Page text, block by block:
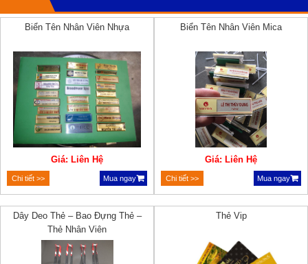
Biển Tên Nhân Viên Nhựa
Giá: Liên Hệ
Chi tiết >> Mua ngay
Biển Tên Nhân Viên Mica
Giá: Liên Hệ
Chi tiết >> Mua ngay
Dây Deo Thẻ – Bao Đựng Thẻ –
Thẻ Nhân Viên
Thẻ Vip